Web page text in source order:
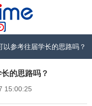
以参考往届学长的思路吗？
的思路吗？
15:00:25